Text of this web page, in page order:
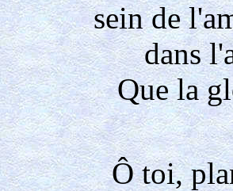
sein de
dans
Que la
Ô toi,